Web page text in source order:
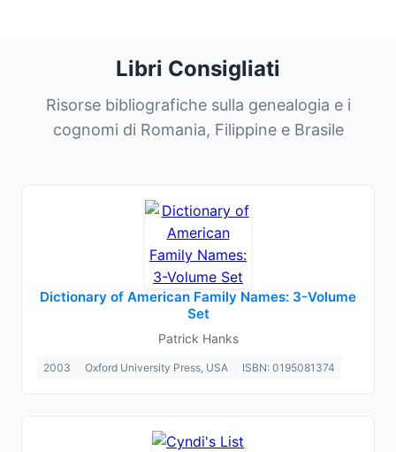
Libri Consigliati
Risorse bibliografiche sulla genealogia e i
cognomi di Romania, Filippine e Brasile
Dictionary of American Family Names: 3-Volume
Set
Patrick Hanks
2003 Oxford University Press, USA ISBN: 0195081374